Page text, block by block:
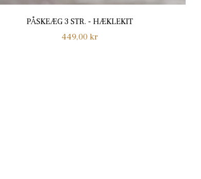
PÅSKEÆG 3 STR. - HÆKLEKIT
Normalpris
449,00 kr